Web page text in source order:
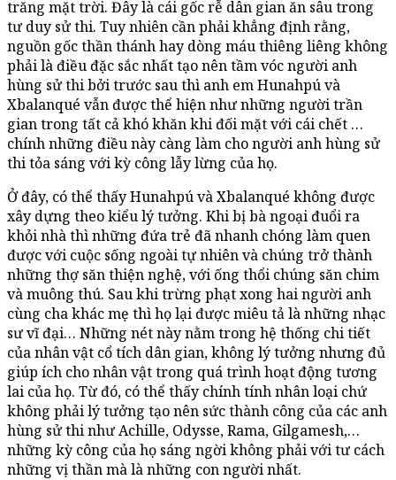
trăng mặt trời. Đây là cái gốc rễ dân gian ăn sâu trong
tư duy sử thi. Tuy nhiên cần phải khẳng định rằng,
nguồn gốc thần thánh hay dòng máu thiêng liêng không
phải là điều đặc sắc nhất tạo nên tầm vóc người anh
hùng sử thi bởi trước sau thì anh em Hunahpú và
Xbalanqué vẫn được thể hiện như những người trần
gian trong tất cả khó khăn khi đối mặt với cái chết …
chính những điều này càng làm cho người anh hùng sử
thi tỏa sáng với kỳ công lẫy lừng của họ.
Ở đây, có thể thấy Hunahpú và Xbalanqué không được
xây dựng theo kiểu lý tưởng. Khi bị bà ngoại đuổi ra
khỏi nhà thì những đứa trẻ đã nhanh chóng làm quen
được với cuộc sống ngoài tự nhiên và chúng trở thành
những thợ săn thiện nghệ, với ống thổi chúng săn chim
và muông thú. Sau khi trừng phạt xong hai người anh
cùng cha khác mẹ thì họ lại được miêu tả là những nhạc
sư vĩ đại… Những nét này nằm trong hệ thống chi tiết
của nhân vật cổ tích dân gian, không lý tưởng nhưng đủ
giúp ích cho nhân vật trong quá trình hoạt động tương
lai của họ. Từ đó, có thể thấy chính tính nhân loại chứ
không phải lý tưởng tạo nên sức thành công của các anh
hùng sử thi như Achille, Odysse, Rama, Gilgamesh,…
những kỳ công của họ sáng ngời không phải với tư cách
những vị thần mà là những con người nhất.